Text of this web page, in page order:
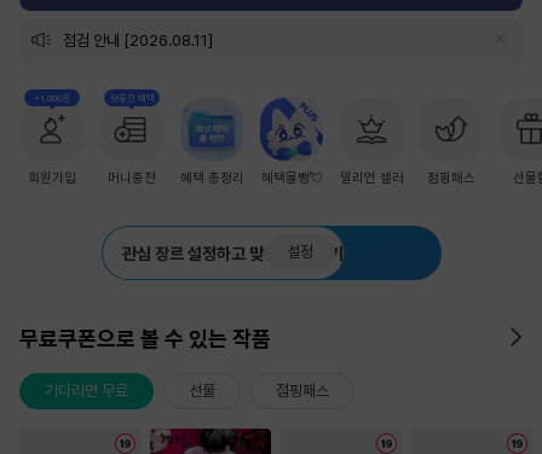
점검 안내 [2026.08.11]
+1,000원
회원가입
첫충전 혜택
머니충전 혜택 총정리 혜택몰빵💘 밀리언 셀러 점핑패스 선물
관심 장르 설정하고 맞춤 추천 받기
설정
무료쿠폰으로 볼 수 있는 작품
기다리면 무료 선물 점핑패스